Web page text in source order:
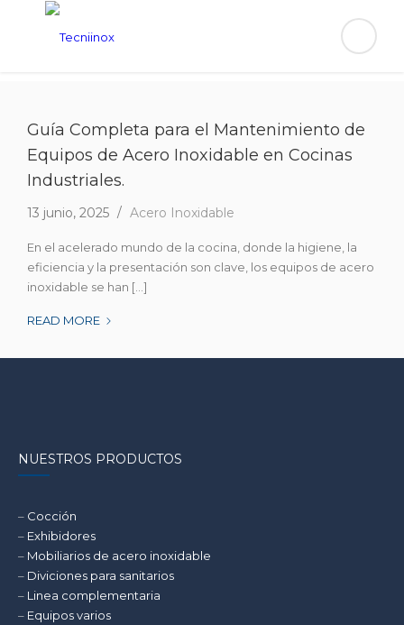
Guía Completa para el Mantenimiento de
Equipos de Acero Inoxidable en Cocinas
Industriales.
13 junio, 2025 Acero Inoxidable
En el acelerado mundo de la cocina, donde la higiene, la
eficiencia y la presentación son clave, los equipos de acero
inoxidable se han [...]
READ MORE
PARA
DE
INDUSTRIALES.
NUESTROS PRODUCTOS
– Cocción
– Exhibidores
– Mobiliarios de acero inoxidable
– Diviciones para sanitarios
– Linea complementaria
– Equipos varios